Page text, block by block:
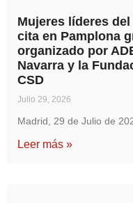
Mujeres líderes
cita en Pamplona
organizado por
Navarra y la
CSD
Julio 29, 2026
Madrid, 29 de Julio de
Leer más »